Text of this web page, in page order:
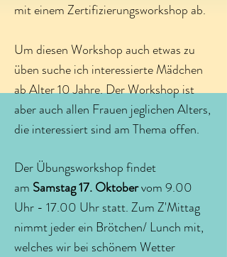
mit einem Zertifizierungsworkshop ab.
Um diesen Workshop auch etwas zu
üben suche ich interessierte Mädchen
ab Alter 10 Jahre. Der Workshop ist
aber auch allen Frauen jeglichen Alters,
die interessiert sind am Thema offen.
Der Übungsworkshop findet
am Samstag 17. Oktobervom 9.00
Uhr - 17.00 Uhr statt. Zum Z'Mittag
nimmt jeder ein Brötchen/ Lunch mit,
welches wir bei schönem Wetter